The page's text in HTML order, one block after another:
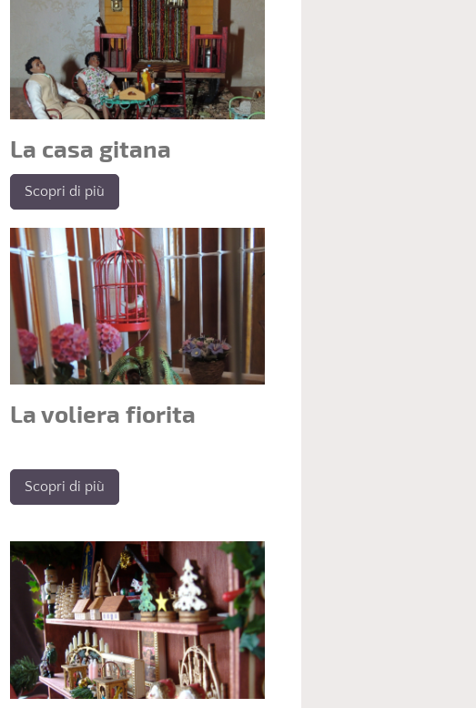
La casa gitana
Scopri di più
La voliera fiorita
Scopri di più